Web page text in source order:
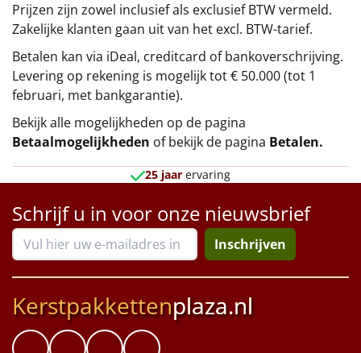
Prijzen zijn zowel inclusief als exclusief BTW vermeld.
Zakelijke klanten gaan uit van het excl. BTW-tarief.
Betalen kan via iDeal, creditcard of bankoverschrijving.
Levering op rekening is mogelijk tot € 50.000 (tot 1
februari, met bankgarantie).
Bekijk alle mogelijkheden op de pagina
Betaalmogelijkheden of bekijk de pagina Betalen.
25 jaar ervaring
Schrijf u in voor onze nieuwsbrief
Inschrijven
Kerstpakkettenplaza.nl